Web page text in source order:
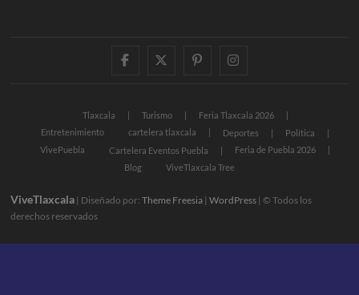
facebooktwitter
pinterestinstagram
Tlaxcala Turismo
Feria Tlaxcala 2026
Entretenimiento
cartelera tlaxcala Deportes
Política
VivePuebla
Cartelera Eventos Puebla
Feria de Puebla 2026
Blog
ViveTlaxcala Tree
ViveTlaxcala | Diseñado por:Theme Freesia |WordPress | © Todos los
derechos reservados